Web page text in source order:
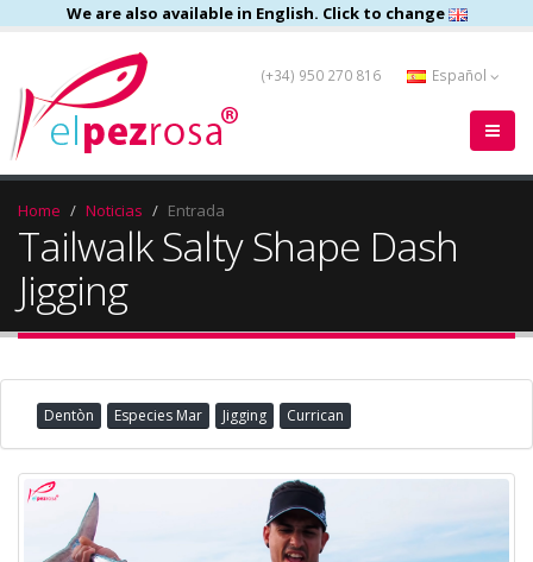
We are also available in English. Click to change
(+34) 950 270 816 Español
Home Noticias Entrada
Tailwalk Salty Shape Dash
Jigging
Dentòn Especies Mar Jigging Currican